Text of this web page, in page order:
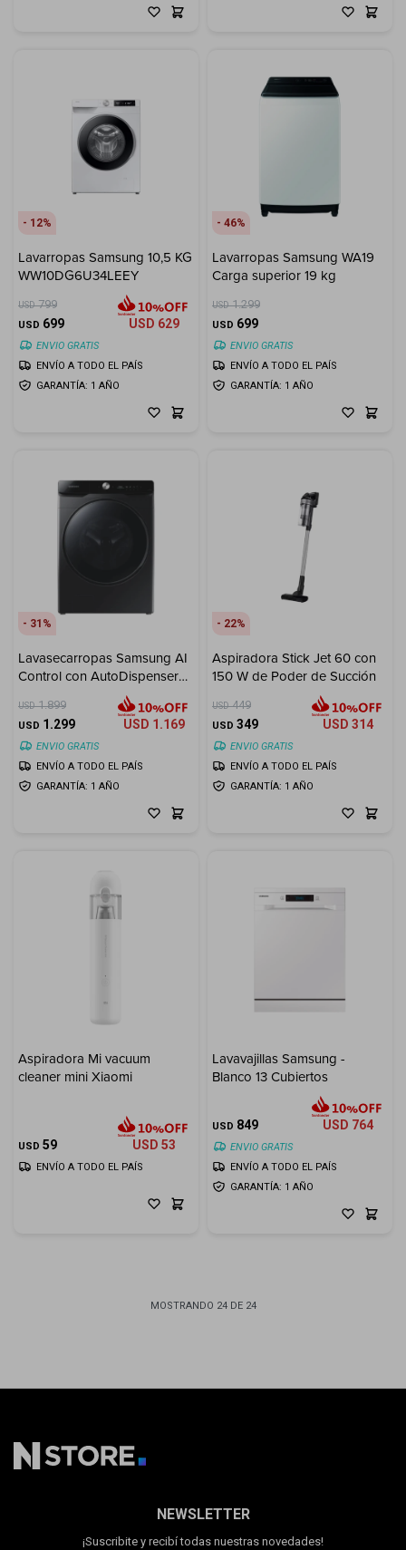
12
Lavarropas Samsung 10,5 KG
WW10DG6U34LEEY
USD 799
USD 699 USD 629
ENVIO GRATIS
GARANTÍA: 1 AÑO
ENVÍO A TODO EL PAÍS
46
Lavarropas Samsung WA19
Carga superior 19 kg
USD 1.299
USD 699
ENVIO GRATIS
GARANTÍA: 1 AÑO
ENVÍO A TODO EL PAÍS
31
Lavasecarropas Samsung AI
Control con AutoDispenser
USD 1.899
USD 1.299 USD 1.169
ENVIO GRATIS
GARANTÍA: 1 AÑO
ENVÍO A TODO EL PAÍS
22
Aspiradora Stick Jet 60 con
150 W de Poder de Succión
USD 449
USD 349 USD 314
ENVIO GRATIS
GARANTÍA: 1 AÑO
ENVÍO A TODO EL PAÍS
Aspiradora Mi vacuum
cleaner mini Xiaomi
USD 59 USD 53
ENVÍO A TODO EL PAÍS
Lavavajillas Samsung -
Blanco 13 Cubiertos
USD 849 USD 764
ENVIO GRATIS
GARANTÍA: 1 AÑO
ENVÍO A TODO EL PAÍS
MOSTRANDO 24DE 24
NEWSLETTER
¡Suscribite y recibí todas nuestras novedades!